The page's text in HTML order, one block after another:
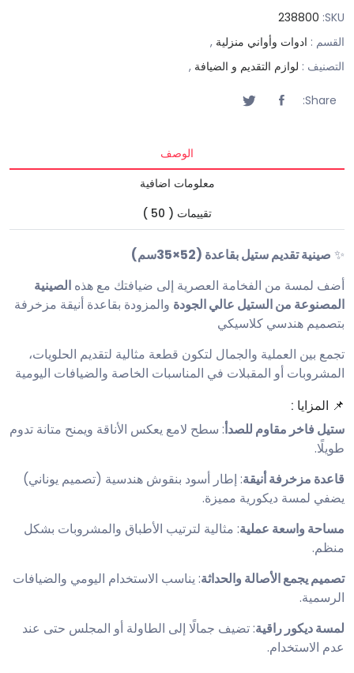
SKU:
238800
القسم : ادوات وأواني منزلية ,
التصنيف : لوازم التقديم و الضيافة ,
Share:
الوصف
معلومات اضافية
تقييمات ( 50 )
✨ صينية تقديم ستيل بقاعدة (52×35سم)
أضف لمسة من الفخامة العصرية إلى ضيافتك مع هذه الصينية
المصنوعة من الستيل عالي الجودة والمزودة بقاعدة أنيقة مزخرفة
بتصميم هندسي كلاسيكي
تجمع بين العملية والجمال لتكون قطعة مثالية لتقديم الحلويات،
المشروبات أو المقبلات في المناسبات الخاصة والضيافات اليومية
📌 المزايا :
ستيل فاخر مقاوم للصدأ: سطح لامع يعكس الأناقة ويمنح متانة تدوم
طويلًا.
قاعدة مزخرفة أنيقة: إطار أسود بنقوش هندسية (تصميم يوناني)
يضفي لمسة ديكورية مميزة.
مساحة واسعة عملية: مثالية لترتيب الأطباق والمشروبات بشكل
منظم.
تصميم يجمع الأصالة والحداثة: يناسب الاستخدام اليومي والضيافات
الرسمية.
لمسة ديكور راقية: تضيف جمالًا إلى الطاولة أو المجلس حتى عند
عدم الاستخدام.